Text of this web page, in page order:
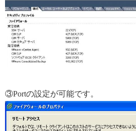
③Portの設定が可能です。